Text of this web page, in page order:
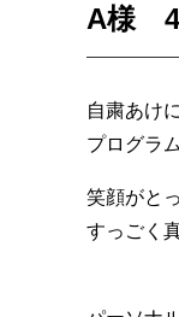
A様
自粛あけ
プログラ
笑顔がと
すっごく